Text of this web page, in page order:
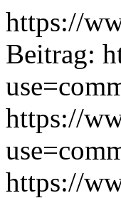
https://
Beitrag:
https://
https://